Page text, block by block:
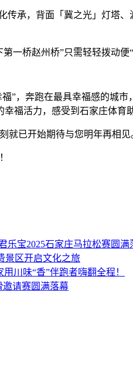
承，背面「冀之光」灯塔、
桥赵州桥”只需轻轻拨动便
”，奔跑在最具幸福感的城
福活力，感受到石家庄体
已开始期待与您明年再相见
乐宝2025石家庄马拉松赛圆满
景区开启文化之旅
川味“香”伴跑者嗨翻全程！
邀请赛圆满落幕